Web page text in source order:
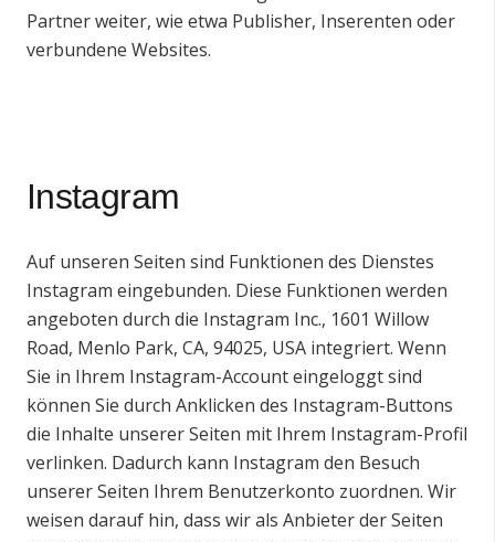
Partner weiter, wie etwa Publisher, Inserenten oder
verbundene Websites.
Instagram
Auf unseren Seiten sind Funktionen des Dienstes
Instagram eingebunden. Diese Funktionen werden
angeboten durch die Instagram Inc., 1601 Willow
Road, Menlo Park, CA, 94025, USA integriert. Wenn
Sie in Ihrem Instagram-Account eingeloggt sind
können Sie durch Anklicken des Instagram-Buttons
die Inhalte unserer Seiten mit Ihrem Instagram-Profil
verlinken. Dadurch kann Instagram den Besuch
unserer Seiten Ihrem Benutzerkonto zuordnen. Wir
weisen darauf hin, dass wir als Anbieter der Seiten